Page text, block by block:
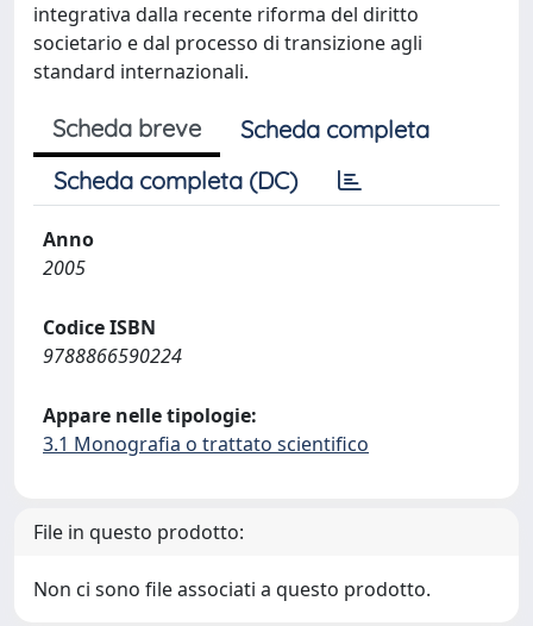
integrativa dalla recente riforma del diritto
societario e dal processo di transizione agli
standard internazionali.
Scheda breve
Scheda completa
Scheda completa (DC)
Anno
2005
Codice ISBN
9788866590224
Appare nelle tipologie:
3.1 Monografia o trattato scientifico
File in questo prodotto:
Non ci sono file associati a questo prodotto.